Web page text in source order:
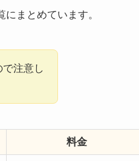
まとめています。
で注意し
料金